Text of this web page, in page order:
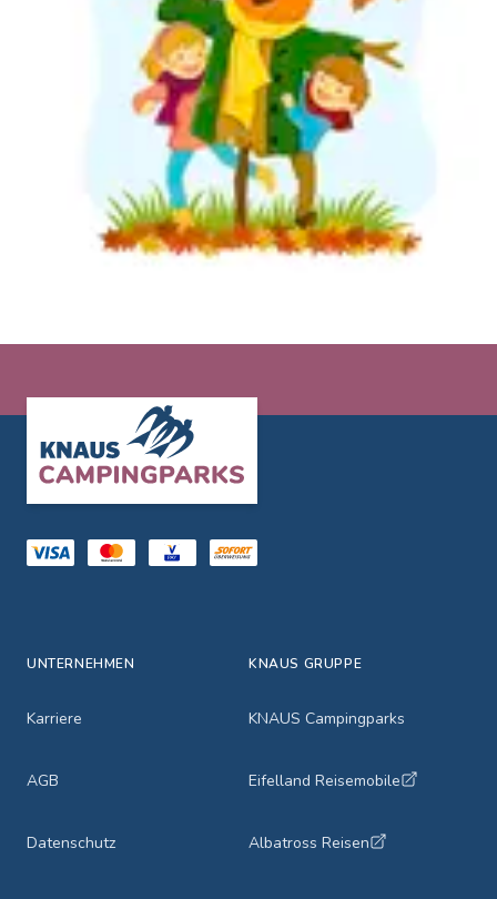
UNTERNEHMEN
Karriere
AGB
Datenschutz
KNAUS GRUPPE
KNAUS Campingparks
Eifelland Reisemobile
Albatross Reisen